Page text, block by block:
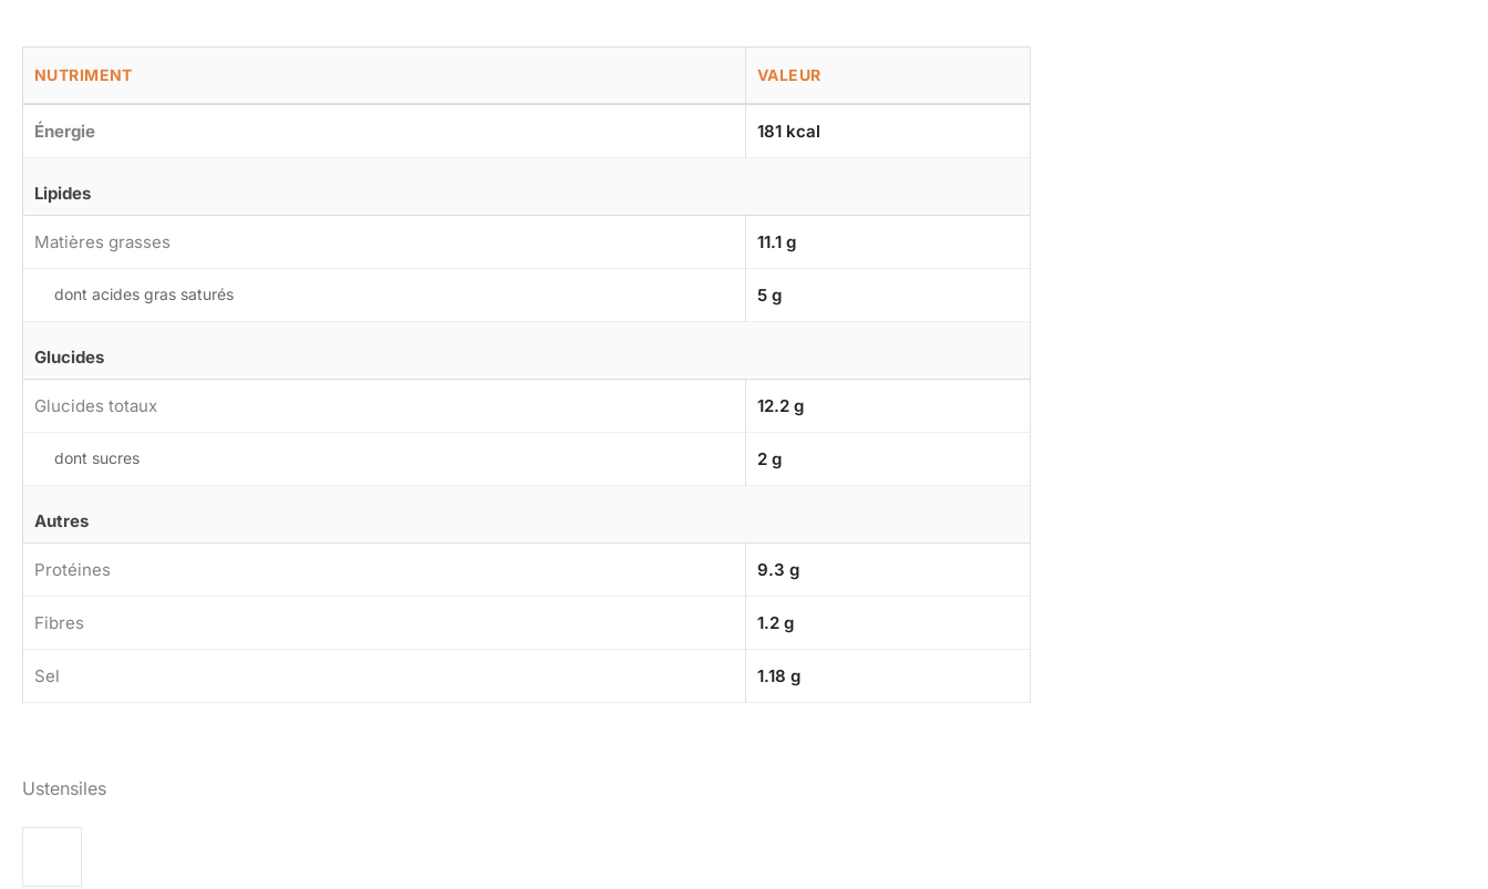
NUTRIMENT VALEUR
Énergie 181 kcal
Lipides
Matières grasses 11.1 g
dont acides gras saturés 5 g
Glucides
Glucides totaux 12.2 g
dont sucres 2 g
Autres
Protéines 9.3 g
Fibres 1.2 g
Sel 1.18 g
Ustensiles